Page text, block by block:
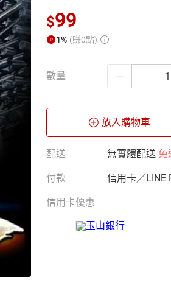
$99
1% (賺0點)
數量
放入購物車
配送 無實體配送 免
付款 信用卡／LINE
信用卡優惠